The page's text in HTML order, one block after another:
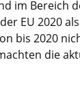
im Bereich
EU 2020
bis 2020
die